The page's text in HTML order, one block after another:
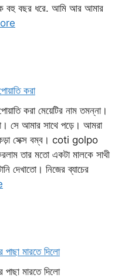
বহু বছর ধরে. আমি আর আমার
করা
করা মেয়েটির নাম তমন্না।
সে আমার সাথে পড়ে। আমরা
কড়া সেক্স বম্ব। coti golpo
তার মতো একটা মালকে সাথী
দেখাতো। নিজের ব্যাচের
পাছা মারতে দিলো
পাছা মারতে দিলো